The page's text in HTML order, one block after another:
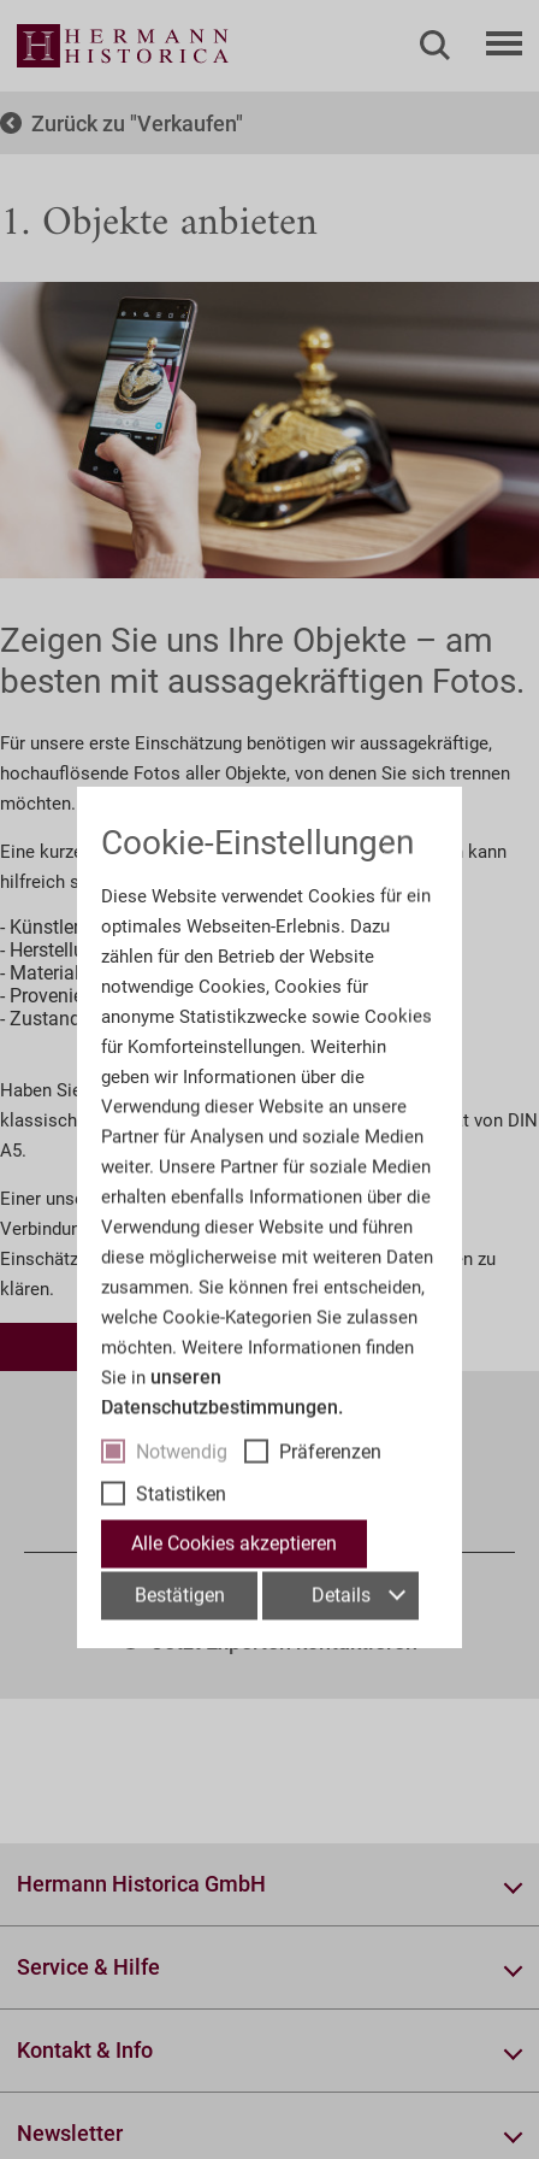
Zurück zu Verkaufen
1. Objekte anbieten
Zeigen Sie uns Ihre Objekte – am
besten mit aussagekräftigen Fotos.
Für unsere erste Einschätzung benötigen wir aussagekräftige,
hochauflösende Fotos aller Objekte, von denen Sie sich trennen
möchten. Diese senden Sie uns am besten per E-Mail.
Eine kurze Beschreibung mit den folgenden Informationen kann
hilfreich sein, ist jedoch nicht zwingend erforderlich:
- Künstler/Signatur
- Herstellungsort
- Material
- Provenienz
- Zustand
Haben Sie keine Digitalkamera zur Hand, senden Sie uns
klassische Fotos per Post, idealerweise im Mindestformat von DIN
A5.
Einer unserer zuständigen Experten wird sich mit Ihnen in
Verbindung setzen, um Sie über unsere unverbindliche
Einschätzung zu informieren, bzw. weitere Fragen mit Ihnen zu
klären.
2. Schritt
KONTAKT
Unsere Fachbereiche - unser Team
Hermann Historica GmbH
Service & Hilfe
Kontakt & Info
Newsletter
Cookie-Einstellungen
Diese Website verwendet Cookies für ein
optimales Webseiten-Erlebnis. Dazu
zählen für den Betrieb der Website
notwendige Cookies, Cookies für
anonyme Statistikzwecke sowie Cookies
für Komforteinstellungen. Weiterhin
geben wir Informationen über die
Verwendung dieser Website an unsere
Partner für Analysen und soziale Medien
weiter. Unsere Partner für soziale Medien
erhalten ebenfalls Informationen über die
Verwendung dieser Website und führen
diese möglicherweise mit weiteren Daten
zusammen. Sie können frei entscheiden,
welche Cookie-Kategorien Sie zulassen
möchten. Weitere Informationen finden
Sie in unseren
Datenschutzbestimmungen.
Notwendig
Präferenzen
Statistiken
Alle Cookies akzeptieren
Bestätigen Details